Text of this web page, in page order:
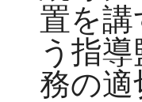
置を
う指
務の